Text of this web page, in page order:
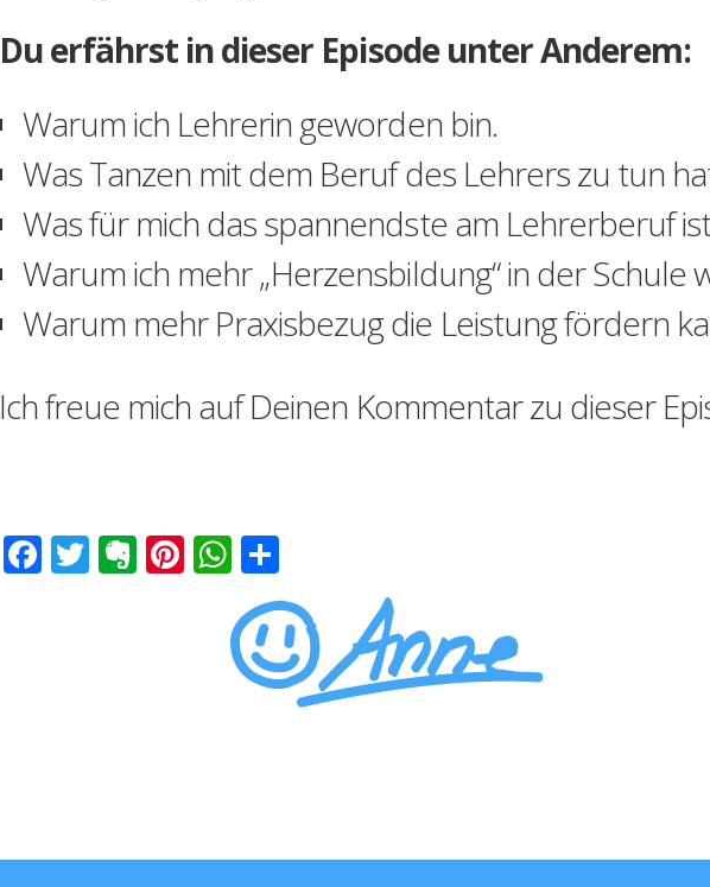
Du erfährst in dieser Episode unter Anderem:
Warum ich Lehrerin geworden bin.
Was Tanzen mit dem Beruf des Lehrers zu tun
Was für mich das spannendste am Lehrerberuf
Warum ich mehr „Herzensbildung“ in der Schule
Warum mehr Praxisbezug die Leistung fördern
Ich freue mich auf Deinen Kommentar zu dieser
Facebook
Twitter
Evernote
Pinterest
WhatsApp